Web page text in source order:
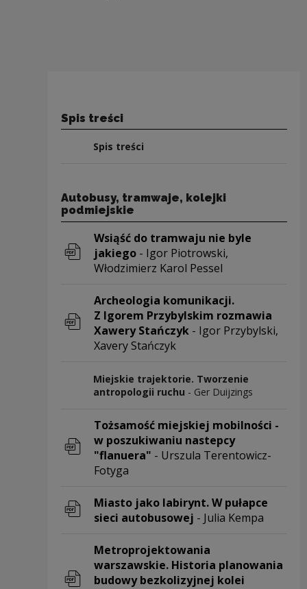
Spis treści
Spis treści
Autobusy, tramwaje, kolejki
podmiejskie
Wsiąść do tramwaju nie byle
jakiego- Igor Piotrowski,
Włodzimierz Karol Pessel
Archeologia komunikacji.
Z Igorem Przybylskim rozmawia
Xawery Stańczyk- Igor Przybylski,
Xavery Stańczyk
Miejskie trajektorie. Tworzenie
antropologii ruchu - Ger Duijzings
Tożsamość miejskiej mobilności -
w poszukiwaniu nastepcy
"flanuera" - Urszula Terentowicz-
Fotyga
Miasto jako labirynt. W pułapce
sieci autobusowej - Julia Kempa
Metroprojektowania
warszawskie. Historia planowania
budowy bezkolizyjnej kolei